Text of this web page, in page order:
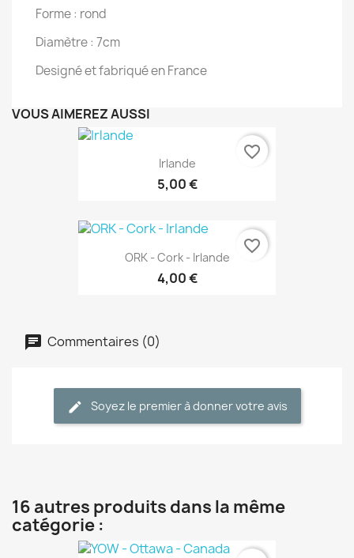
Forme : rond
Diamètre : 7cm
Designé et fabriqué en France
VOUS AIMEREZ AUSSI
Irlande
5,00 €
favorite_border
ORK - Cork - Irlande
4,00 €
favorite_border
Commentaires (0)
Soyez le premier à donner votre avis
16 autres produits dans la même
catégorie :